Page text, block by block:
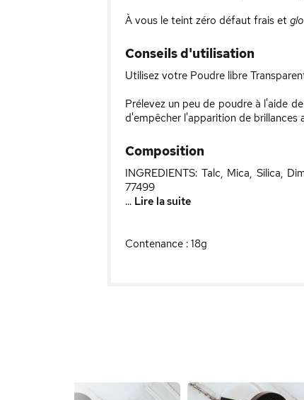
À vous le teint zéro défaut frais et
Conseils d'utilisation
Utilisez votre Poudre libre
Prélevez un peu de poudre à l'aide
d'empêcher l'apparition de brillances
Composition
INGREDIENTS: Talc, Mica, Silica,
77499
... Lire la suite
Contenance : 18g